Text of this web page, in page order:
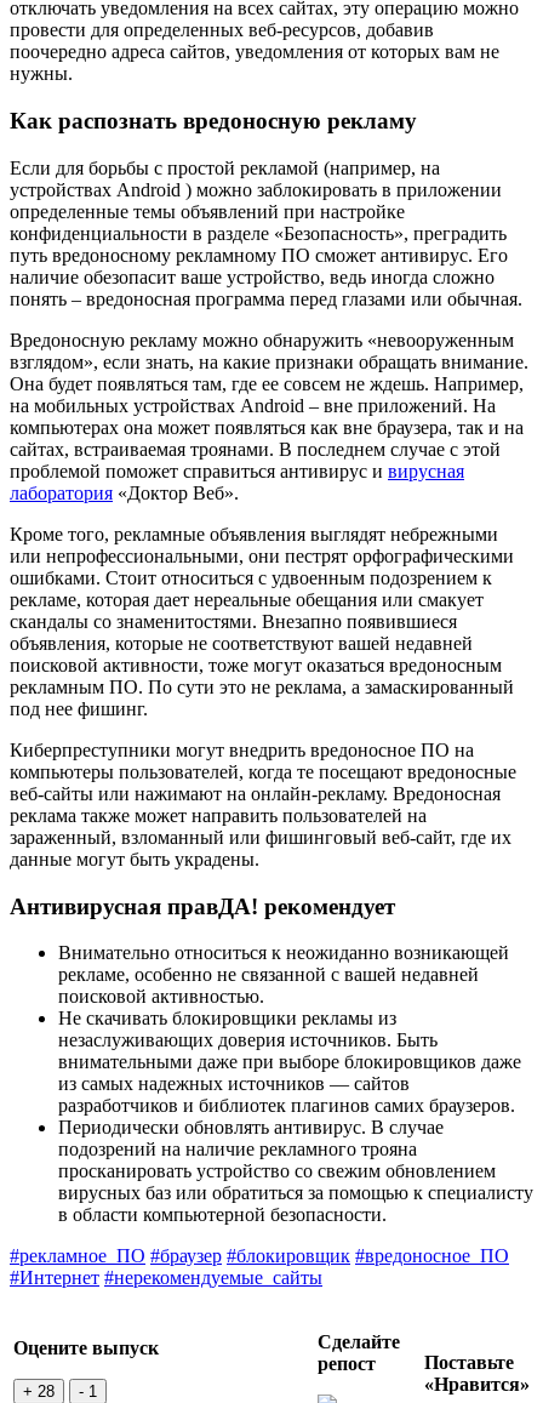
отключать уведомления на всех сайтах, эту операцию можно
провести для определенных веб-ресурсов, добавив
поочередно адреса сайтов, уведомления от которых вам не
нужны.
Как распознать вредоносную рекламу
Если для борьбы с простой рекламой (например, на
устройствах Android ) можно заблокировать в приложении
определенные темы объявлений при настройке
конфиденциальности в разделе «Безопасность», преградить
путь вредоносному рекламному ПО сможет антивирус. Его
наличие обезопасит ваше устройство, ведь иногда сложно
понять – вредоносная программа перед глазами или обычная.
Вредоносную рекламу можно обнаружить «невооруженным
взглядом», если знать, на какие признаки обращать внимание.
Она будет появляться там, где ее совсем не ждешь. Например,
на мобильных устройствах Android – вне приложений. На
компьютерах она может появляться как вне браузера, так и на
сайтах, встраиваемая троянами. В последнем случае с этой
проблемой поможет справиться антивирус и вирусная
лаборатория «Доктор Веб».
Кроме того, рекламные объявления выглядят небрежными
или непрофессиональными, они пестрят орфографическими
ошибками. Стоит относиться с удвоенным подозрением к
рекламе, которая дает нереальные обещания или смакует
скандалы со знаменитостями. Внезапно появившиеся
объявления, которые не соответствуют вашей недавней
поисковой активности, тоже могут оказаться вредоносным
рекламным ПО. По сути это не реклама, а замаскированный
под нее фишинг.
Киберпреступники могут внедрить вредоносное ПО на
компьютеры пользователей, когда те посещают вредоносные
веб-сайты или нажимают на онлайн-рекламу. Вредоносная
реклама также может направить пользователей на
зараженный, взломанный или фишинговый веб-сайт, где их
данные могут быть украдены.
Антивирусная правДА! рекомендует
Внимательно относиться к неожиданно возникающей
рекламе, особенно не связанной с вашей недавней
поисковой активностью.
Не скачивать блокировщики рекламы из
незаслуживающих доверия источников. Быть
внимательными даже при выборе блокировщиков даже
из самых надежных источников — сайтов
разработчиков и библиотек плагинов самих браузеров.
Периодически обновлять антивирус. В случае
подозрений на наличие рекламного трояна
просканировать устройство со свежим обновлением
вирусных баз или обратиться за помощью к специалисту
в области компьютерной безопасности.
#рекламное_ПО #браузер #блокировщик #вредоносное_ПО
#Интернет #нерекомендуемые_сайты
Оцените выпуск
+ 28 - 1
Сделайте
репост
Поставьте
«Нравится»